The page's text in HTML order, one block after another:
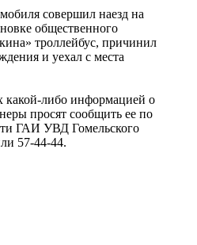
совершил наезд на
общественного
троллейбус, причинил
и уехал с места
какой-либо информацией о
просят сообщить ее по
ГАИ УВД Гомельского
57-44-44.